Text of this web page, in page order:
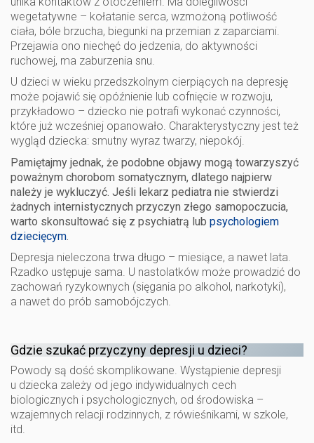
wegetatywne – kołatanie serca, wzmożoną potliwość
ciała, bóle brzucha, biegunki na przemian z zaparciami.
Przejawia ono niechęć do jedzenia, do aktywności
ruchowej, ma zaburzenia snu.
U dzieci w wieku przedszkolnym cierpiących na depresję
może pojawić się opóźnienie lub cofnięcie w rozwoju,
przykładowo – dziecko nie potrafi wykonać czynności,
które już wcześniej opanowało. Charakterystyczny jest też
wygląd dziecka: smutny wyraz twarzy, niepokój.
Pamiętajmy jednak, że podobne objawy mogą towarzyszyć
poważnym chorobom somatycznym, dlatego najpierw
należy je wykluczyć. Jeśli lekarz pediatra nie stwierdzi
żadnych internistycznych przyczyn złego samopoczucia,
warto skonsultować się z psychiatrą lub psychologiem
dziecięcym.
Depresja nieleczona trwa długo – miesiące, a nawet lata.
Rzadko ustępuje sama. U nastolatków może prowadzić do
zachowań ryzykownych (sięgania po alkohol, narkotyki),
a nawet do prób samobójczych.
Gdzie szukać przyczyny depresji u dzieci?
Powody są dość skomplikowane. Wystąpienie depresji
u dziecka zależy od jego indywidualnych cech
biologicznych i psychologicznych, od środowiska –
wzajemnych relacji rodzinnych, z rówieśnikami, w szkole,
itd.